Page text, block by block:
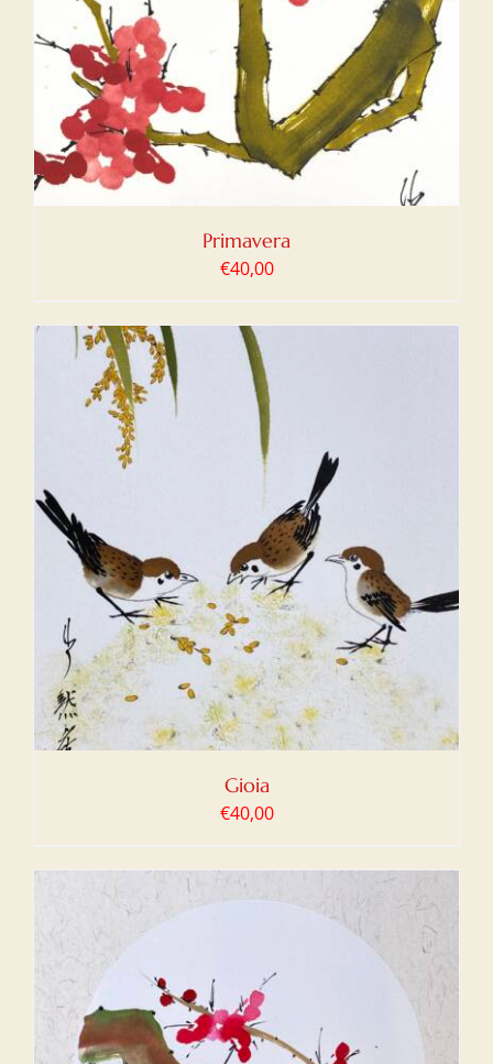
Primavera
€40,00
Gioia
€40,00